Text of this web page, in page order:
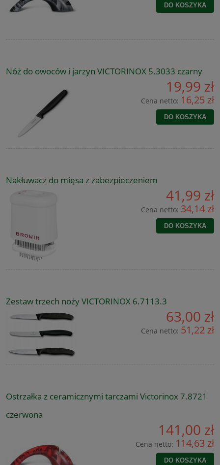
DO KOSZYKA
Nóż do owoców i jarzyn VICTORINOX 5.3033 czarny
19,99 zł
Cena netto: 16,25 zł
DO KOSZYKA
Nakłuwacz do mięsa z zabezpieczeniem
41,99 zł
Cena netto: 34,14 zł
DO KOSZYKA
Zestaw trzech noży VICTORINOX 6.7113.3
63,00 zł
Cena netto: 51,22 zł
Ostrzałka z ceramicznymi tarczami Victorinox 7.8721
czerwona
141,00 zł
Cena netto: 114,63 zł
DO KOSZYKA